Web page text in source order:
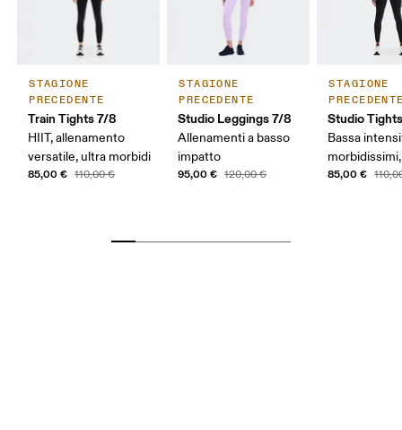
STAGIONE
PRECEDENTE
Train Tights 7/8
HIIT, allenamento
versatile, ultra morbidi
85,00 € 110,00 €
STAGIONE
PRECEDENTE
Studio Leggings 7/8
Allenamenti a basso
impatto
95,00 € 120,00 €
STAGIONE
Studio
Bassa
85,00 €